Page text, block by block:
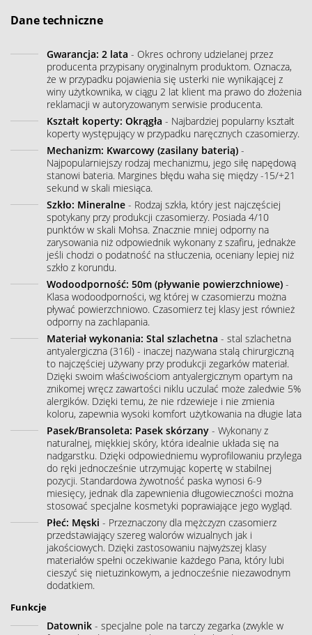
Dane techniczne
Gwarancja: 2 lata - Okres ochrony udzielanej przez
producenta przypisany oryginalnym produktom. Oznacza,
że w przypadku pojawienia się usterki nie wynikającej z
winy użytkownika, w ciągu 2 lat klient ma prawo do złożenia
reklamacji w autoryzowanym serwisie producenta.
Kształt koperty: Okrągła - Najbardziej popularny kształt
koperty występujący w przypadku naręcznych czasomierzy.
Mechanizm: Kwarcowy (zasilany baterią) -
Najpopularniejszy rodzaj mechanizmu, jego siłę napędową
stanowi bateria. Margines błędu waha się między -15/+21
sekund w skali miesiąca.
Szkło: Mineralne - Rodzaj szkła, który jest najczęściej
spotykany przy produkcji czasomierzy. Posiada 4/10
punktów w skali Mohsa. Znacznie mniej odporny na
zarysowania niż odpowiednik wykonany z szafiru, jednakże
jeśli chodzi o podatność na stłuczenia, oceniany lepiej niż
szkło z korundu.
Wodoodporność: 50m (pływanie powierzchniowe) -
Klasa wodoodporności, wg której w czasomierzu można
pływać powierzchniowo. Czasomierz tej klasy jest również
odporny na zachlapania.
Materiał wykonania: Stal szlachetna - stal szlachetna
antyalergiczna (316l) - inaczej nazywana stalą chirurgiczną
to najczęściej używany przy produkcji zegarków materiał.
Dzięki swoim właściwościom antyalergicznym opartym na
znikomej wręcz zawartości niklu uczulać może zaledwie 5%
alergików. Dzięki temu, że nie rdzewieje i nie zmienia
koloru, zapewnia wysoki komfort użytkowania na długie lata
Pasek/Bransoleta: Pasek skórzany - Wykonany z
naturalnej, miękkiej skóry, która idealnie układa się na
nadgarstku. Dzięki odpowiedniemu wyprofilowaniu przylega
do ręki jednocześnie utrzymując kopertę w stabilnej
pozycji. Standardowa żywotność paska wynosi 6-9
miesięcy, jednak dla zapewnienia długowieczności można
stosować specjalne kosmetyki poprawiające jego wygląd.
Płeć: Męski - Przeznaczony dla mężczyzn czasomierz
przedstawiający szereg walorów wizualnych jak i
jakościowych. Dzięki zastosowaniu najwyższej klasy
materiałów spełni oczekiwanie każdego Pana, który lubi
cieszyć się nietuzinkowym, a jednocześnie niezawodnym
dodatkiem.
Funkcje
Datownik - specjalne pole na tarczy zegarka (zwykle w